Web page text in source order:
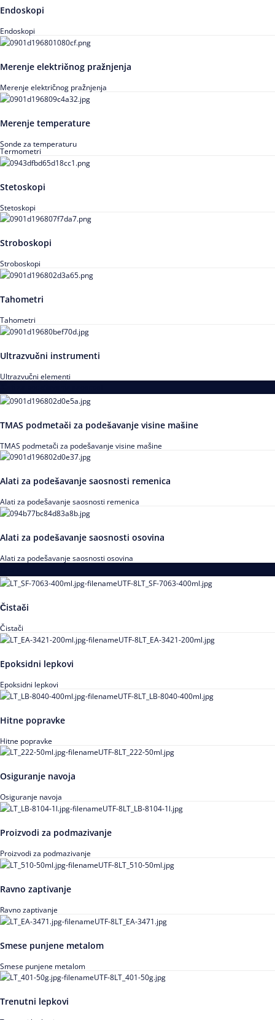
Endoskopi
Endoskopi
Merenje električnog pražnjenja
Merenje električnog pražnjenja
Merenje temperature
Sonde za temperaturu
Termometri
Stetoskopi
Stetoskopi
Stroboskopi
Stroboskopi
Tahometri
Tahometri
Ultrazvučni instrumenti
Ultrazvučni elementi
TMAS podmetači za podešavanje visine mašine
TMAS podmetači za podešavanje visine mašine
Alati za podešavanje saosnosti remenica
Alati za podešavanje saosnosti remenica
Alati za podešavanje saosnosti osovina
Alati za podešavanje saosnosti osovina
Čistači
Čistači
Epoksidni lepkovi
Epoksidni lepkovi
Hitne popravke
Hitne popravke
Osiguranje navoja
Osiguranje navoja
Proizvodi za podmazivanje
Proizvodi za podmazivanje
Ravno zaptivanje
Ravno zaptivanje
Smese punjene metalom
Smese punjene metalom
Trenutni lepkovi